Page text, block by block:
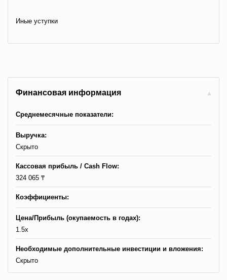
Иные уступки
Финансовая информация
Среднемесячные показатели:
Выручка:
Скрыто
Кассовая прибыль / Сash Flow:
324 065 ₸
Коэффициенты:
Цена/Прибыль (окупаемость в годах):
1.5x
Необходимые дополнительные инвестиции и вложения:
Скрыто